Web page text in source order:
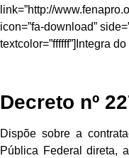
link=”http://
icon=”fa-download”
textcolor=”ffffff”]Integra
Decreto nº
Dispõe sobre a
Pública Federal direta,